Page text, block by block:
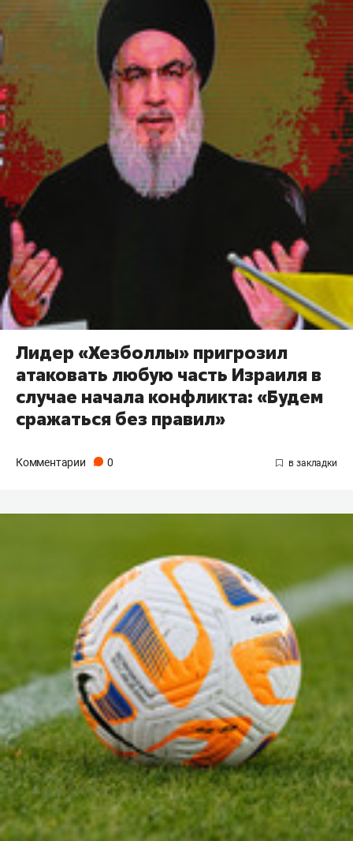
Лидер «Хезболлы» пригрозил
атаковать любую часть Израиля в
случае начала конфликта: «Будем
сражаться без правил»
Комментарии 0